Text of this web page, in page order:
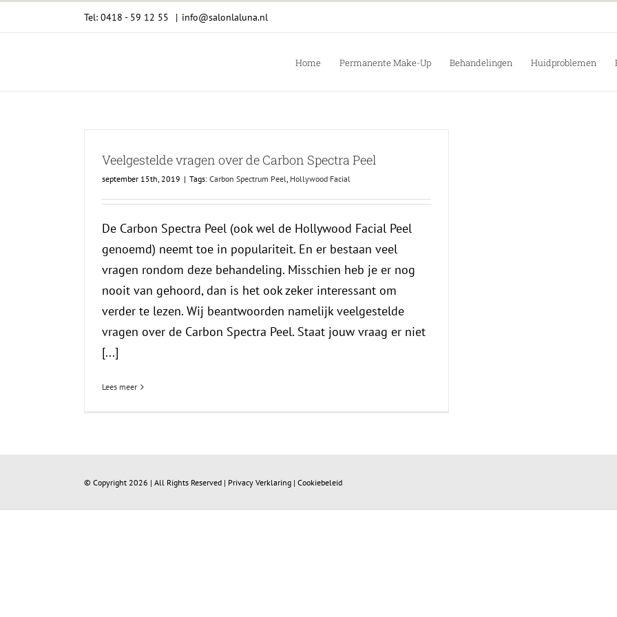
Tel: 0418 - 59 12 55 | info@salonlaluna.nl
Home Permanente Make-Up Behandelingen Huidproblemen
Veelgestelde vragen over de Carbon Spectra Peel
september 15th, 2019 | Tags: Carbon Spectrum Peel, Hollywood Facial
De Carbon Spectra Peel (ook wel de Hollywood Facial Peel
genoemd) neemt toe in populariteit. En er bestaan veel
vragen rondom deze behandeling. Misschien heb je er nog
nooit van gehoord, dan is het ook zeker interessant om
verder te lezen. Wij beantwoorden namelijk veelgestelde
vragen over de Carbon Spectra Peel. Staat jouw vraag er niet
[...]
Lees meer
© Copyright 2026 | All Rights Reserved | Privacy Verklaring | Cookiebeleid